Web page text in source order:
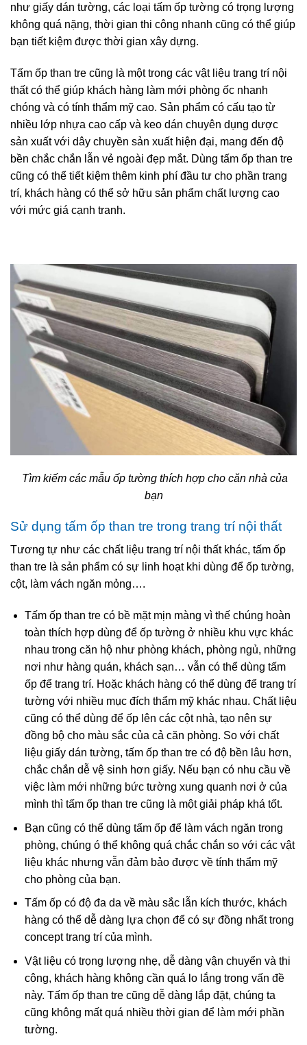
như giấy dán tường, các loại tấm ốp tường có trọng lượng
không quá nặng, thời gian thi công nhanh cũng có thể giúp
bạn tiết kiệm được thời gian xây dựng.
Tấm ốp than tre cũng là một trong các vật liệu trang trí nội
thất có thể giúp khách hàng làm mới phòng ốc nhanh
chóng và có tính thẩm mỹ cao. Sản phẩm có cấu tạo từ
nhiều lớp nhựa cao cấp và keo dán chuyên dụng dược
sản xuất với dây chuyền sản xuất hiện đại, mang đến độ
bền chắc chắn lẫn vẻ ngoài đẹp mắt. Dùng tấm ốp than tre
cũng có thể tiết kiệm thêm kinh phí đầu tư cho phần trang
trí, khách hàng có thể sở hữu sản phẩm chất lượng cao
với mức giá cạnh tranh.
Tìm kiếm các mẫu ốp tường thích hợp cho căn nhà của
bạn
Sử dụng tấm ốp than tre trong trang trí nội thất
Tương tự như các chất liệu trang trí nội thất khác, tấm ốp
than tre là sản phẩm có sự linh hoạt khi dùng để ốp tường,
cột, làm vách ngăn mỏng….
Tấm ốp than tre có bề mặt mịn màng vì thế chúng hoàn
toàn thích hợp dùng để ốp tường ở nhiều khu vực khác
nhau trong căn hộ như phòng khách, phòng ngủ, những
nơi như hàng quán, khách sạn… vẫn có thể dùng tấm
ốp để trang trí. Hoặc khách hàng có thể dùng để trang trí
tường với nhiều mục đích thẩm mỹ khác nhau. Chất liệu
cũng có thể dùng để ốp lên các cột nhà, tạo nên sự
đồng bộ cho màu sắc của cả căn phòng. So với chất
liệu giấy dán tường, tấm ốp than tre có độ bền lâu hơn,
chắc chắn dễ vệ sinh hơn giấy. Nếu bạn có nhu cầu về
việc làm mới những bức tường xung quanh nơi ở của
mình thì tấm ốp than tre cũng là một giải pháp khá tốt.
Bạn cũng có thể dùng tấm ốp để làm vách ngăn trong
phòng, chúng ó thể không quá chắc chắn so với các vật
liệu khác nhưng vẫn đảm bảo được về tính thẩm mỹ
cho phòng của bạn.
Tấm ốp có độ đa da về màu sắc lẫn kích thước, khách
hàng có thể dễ dàng lựa chọn để có sự đồng nhất trong
concept trang trí của mình.
Vật liệu có trọng lượng nhẹ, dễ dàng vận chuyển và thi
công, khách hàng không cần quá lo lắng trong vấn đề
này. Tấm ốp than tre cũng dễ dàng lắp đặt, chúng ta
cũng không mất quá nhiều thời gian để làm mới phần
tường.